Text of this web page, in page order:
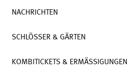
NACHRICHTEN
SCHLÖSSER & GÄRTEN
KOMBITICKETS & ERMÄSSIGUNGEN